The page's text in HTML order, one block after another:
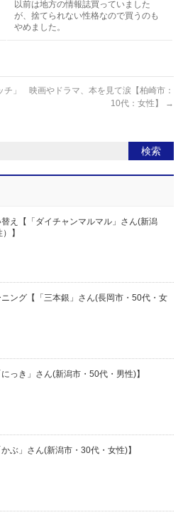
以前は地方の情報誌買っていました
が、捨てられない性格なので買うのも
やめました。
」
映画やドラマ、本を見て涙【柏崎市：
10代：女性】
→
え【「ダイチャンマルマル」さん(新潟
】
ング【「三本銀」さん(長岡市・50代・女
っき」さん(新潟市・50代・男性)】
ぶ」さん(新潟市・30代・女性)】